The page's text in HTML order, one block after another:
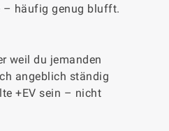
– häufig genug blufft.
weil du jemanden
angeblich ständig
+EV sein – nicht